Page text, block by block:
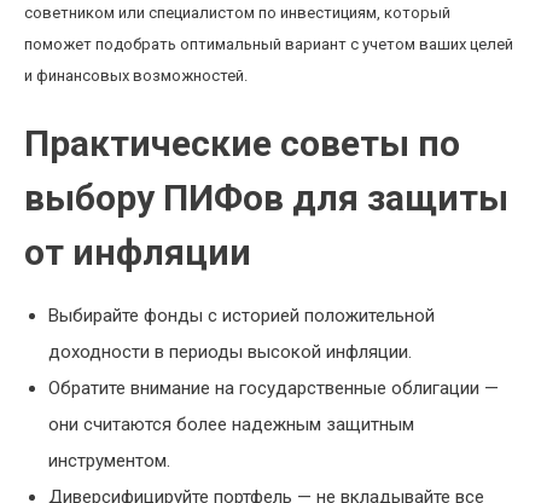
советником или специалистом по инвестициям, который
поможет подобрать оптимальный вариант с учетом ваших целей
и финансовых возможностей.
Практические советы по
выбору ПИФов для защиты
от инфляции
Выбирайте фонды с историей положительной
доходности в периоды высокой инфляции.
Обратите внимание на государственные облигации —
они считаются более надежным защитным
инструментом.
Диверсифицируйте портфель — не вкладывайте все